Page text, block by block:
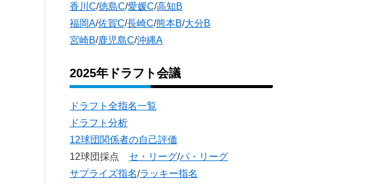
香川C/徳島C/愛媛C/高知B
福岡A/佐賀C/長崎C/熊本B/大分B
宮崎B/鹿児島C/沖縄A
2025年ドラフト会議
ドラフト全指名一覧
ドラフト分析
12球団関係者の自己評価
12球団採点 セ・リーグ/パ・リーグ
サプライズ指名/ラッキー指名